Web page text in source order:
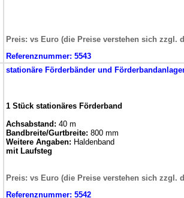
Preis: vs Euro (die Preise verstehen sich zzgl.
Referenznummer: 5543
stationäre Förderbänder und
1 Stück stationäres Förderband
Achsabstand: 40 m
Bandbreite/Gurtbreite: 800 mm
Weitere Angaben: Haldenband
mit Laufsteg
Preis: vs Euro (die Preise verstehen sich zzgl.
Referenznummer: 5542